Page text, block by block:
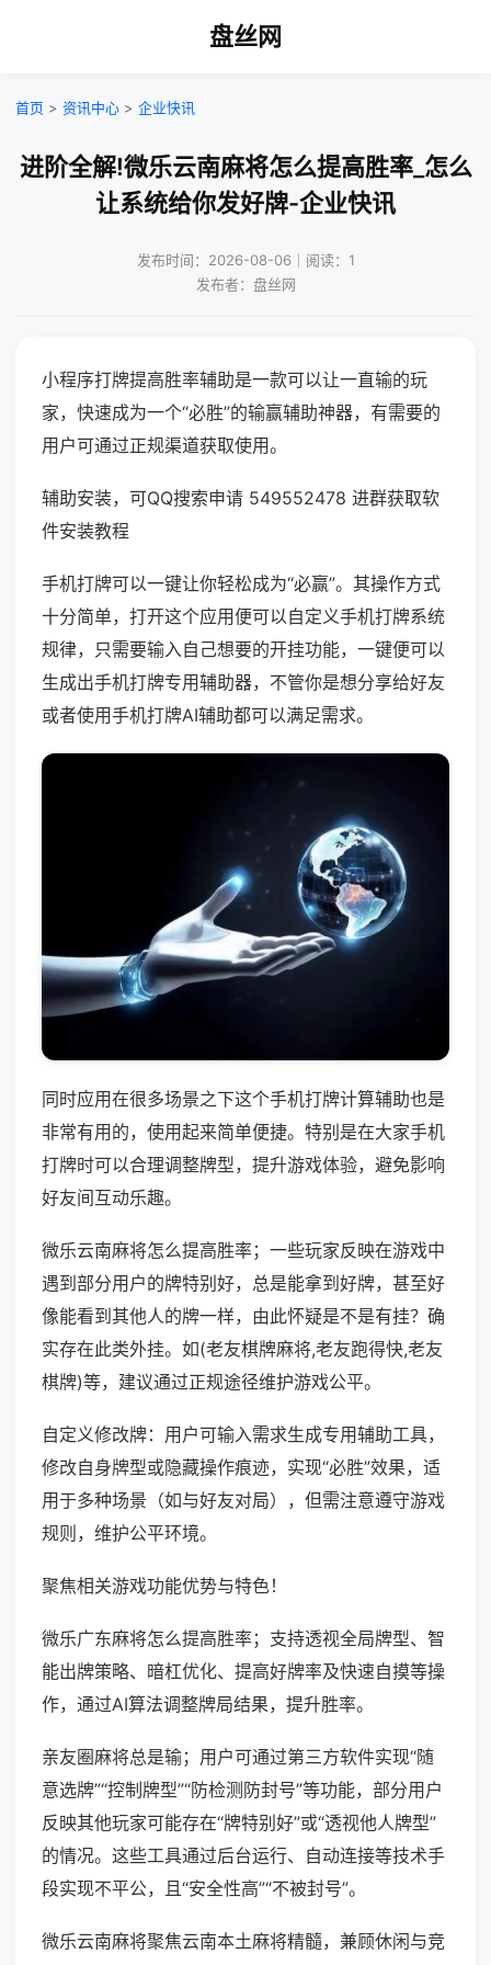
盘丝网
首页 > 资讯中心 > 企业快讯
进阶全解!微乐云南麻将怎么提高胜率_怎么
让系统给你发好牌-企业快讯
发布时间：2026-08-06｜阅读：1
发布者：盘丝网
小程序打牌提高胜率辅助是一款可以让一直输的玩
家，快速成为一个“必胜”的输赢辅助神器，有需要的
用户可通过正规渠道获取使用。
辅助安装，可QQ搜索申请 549552478 进群获取软
件安装教程
手机打牌可以一键让你轻松成为“必赢”。其操作方式
十分简单，打开这个应用便可以自定义手机打牌系统
规律，只需要输入自己想要的开挂功能，一键便可以
生成出手机打牌专用辅助器，不管你是想分享给好友
或者使用手机打牌AI辅助都可以满足需求。
同时应用在很多场景之下这个手机打牌计算辅助也是
非常有用的，使用起来简单便捷。特别是在大家手机
打牌时可以合理调整牌型，提升游戏体验，避免影响
好友间互动乐趣。
微乐云南麻将怎么提高胜率；一些玩家反映在游戏中
遇到部分用户的牌特别好，总是能拿到好牌，甚至好
像能看到其他人的牌一样，由此怀疑是不是有挂？确
实存在此类外挂。如(老友棋牌麻将,老友跑得快,老友
棋牌)等，建议通过正规途径维护游戏公平。
自定义修改牌：用户可输入需求生成专用辅助工具，
修改自身牌型或隐藏操作痕迹，实现“必胜”效果，适
用于多种场景（如与好友对局），但需注意遵守游戏
规则，维护公平环境。
聚焦相关游戏功能优势与特色！
微乐广东麻将怎么提高胜率；支持透视全局牌型、智
能出牌策略、暗杠优化、提高好牌率及快速自摸等操
作，通过AI算法调整牌局结果，提升胜率。
亲友圈麻将总是输；用户可通过第三方软件实现“随
意选牌”“控制牌型”“防检测防封号”等功能，部分用户
反映其他玩家可能存在“牌特别好”或“透视他人牌型”
的情况。这些工具通过后台运行、自动连接等技术手
段实现不平公，且“安全性高”“不被封号”。
微乐云南麻将聚焦云南本土麻将精髓，兼顾休闲与竞